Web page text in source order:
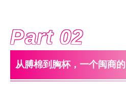
Part 02
从膊棉到胸杯，一个闽商